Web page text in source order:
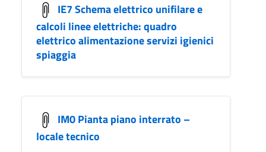
IE7 Schema elettrico unifilare e
calcoli linee elettriche: quadro
elettrico alimentazione servizi igienici
spiaggia
IM0 Pianta piano interrato –
locale tecnico